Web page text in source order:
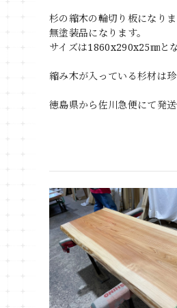
杉の縮木の輪切り板になりま
無塗装品になります。
サイズは1860x290x25㎜とな
縮み木が入っている杉材は
徳島県から佐川急便にて発送